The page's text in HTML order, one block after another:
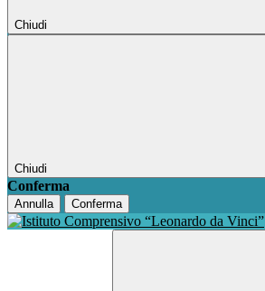
Chiudi
Chiudi
Conferma
Annulla Conferma